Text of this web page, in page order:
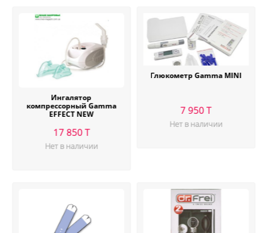
Ингалятор
компрессорный Gamma
EFFECT NEW
17 850 T
Нет в наличии
Глюкометр Gamma MINI
7 950 T
Нет в наличии